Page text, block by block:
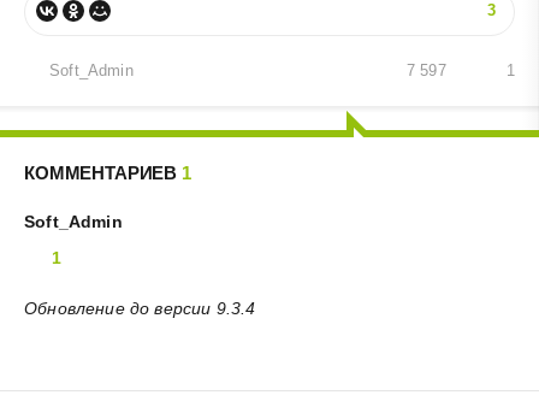
3
Soft_Admin 1
7 597
КОММЕНТАРИЕВ 1
Soft_Admin
1
Обновление до версии 9.3.4